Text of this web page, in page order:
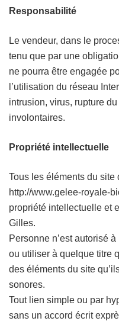
Responsabilité
Le vendeur, dans le
tenu que par une
ne pourra être engagée
l’utilisation du réseau
intrusion, virus, rupture
involontaires.
Propriété intellectuelle
Tous les éléments du
http://www.gelee-royale-
propriété intellectuelle et
Gilles.
Personne n’est autorisé
ou utiliser à quelque titre
des éléments du site
sonores.
Tout lien simple ou par
sans un accord écrit